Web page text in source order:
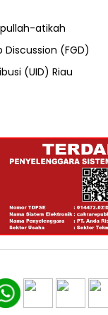
atikah
Discussion (FGD)
(UID) Riau